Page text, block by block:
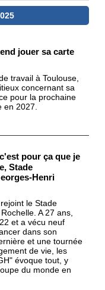
jouer sa carte
travail à Toulouse,
concernant sa
pour la prochaine
2027.
pour ça que je
Stade
Henri
le Stade
A 27 ans,
et a vécu neuf
dans son
et une tournée
de vie, les
évoque tout, y
du monde en